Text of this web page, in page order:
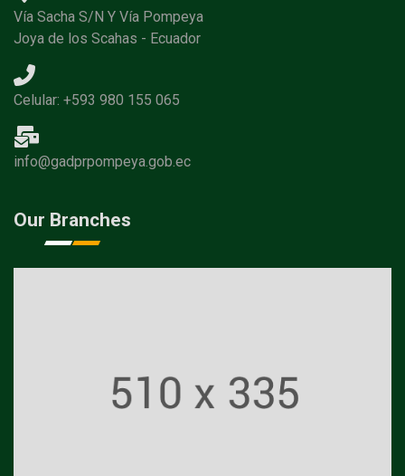
Vía Sacha S/N Y Vía Pompeya
Joya de los Scahas - Ecuador
Celular: +593 980 155 065
info@gadprpompeya.gob.ec
Our Branches